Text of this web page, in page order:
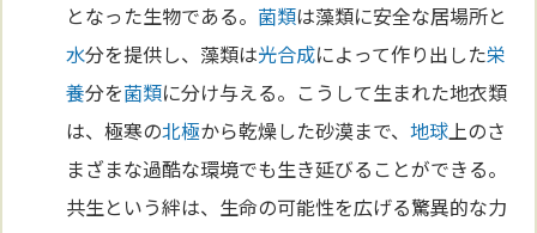
となった生物である。 菌類は藻類に安全な居場所と
水分を提供し、藻類は光合成によって作り出した栄
養分を菌類に分け与える。こうして生まれた地衣類
は、極寒の北極から乾燥した砂漠まで、地球上のさ
まざまな過酷な環境でも生き延びることができる。
共生という絆は、生命の可能性を広げる驚異的な力